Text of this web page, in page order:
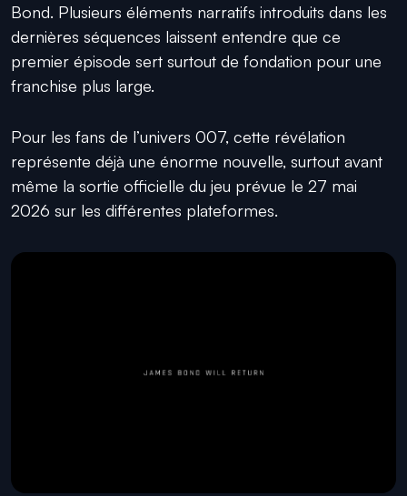
Bond. Plusieurs éléments narratifs introduits dans les
dernières séquences laissent entendre que ce
premier épisode sert surtout de fondation pour une
franchise plus large.
Pour les fans de l’univers 007, cette révélation
représente déjà une énorme nouvelle, surtout avant
même la sortie officielle du jeu prévue le 27 mai
2026 sur les différentes plateformes.